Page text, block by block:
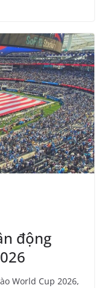
động
World Cup 2026,